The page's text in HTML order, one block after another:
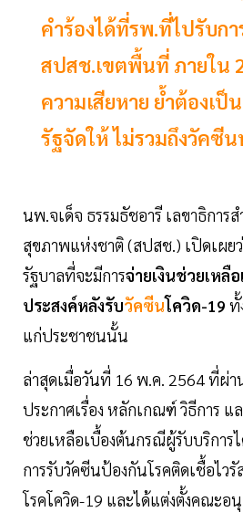
คำร้องได้ที่รพ.ที่ไปรับก
สปสช.เขตพื้นที่ ภายใน
ความเสียหาย ย้ำต้องเ
รัฐจัดให้ ไม่รวมถึงวัคซีน
นพ.จเด็จ ธรรมธัชอารี เลขาธิการ
สุขภาพแห่งชาติ (สปสช.) เปิดเผย
รัฐบาลที่จะมีการจ่ายเงินช่วยเหลื
ประสงค์หลังรับวัคซีนโควิด-19 ทั้
แก่ประชาชนนั้น
ล่าสุดเมื่อวันที่ 16 พ.ค. 2564 ที่ผ่
ประกาศเรื่อง หลักเกณฑ์ วิธีการ แ
ช่วยเหลือเบื้องต้นกรณีผู้รับบริการ
การรับวัคซีนป้องกันโรคติดเชื้อไว
โรคโควิด-19 และได้แต่งตั้งคณะอ